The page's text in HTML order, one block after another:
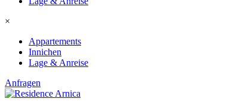
×
Appartements
Innichen
Lage & Anreise
Anfragen